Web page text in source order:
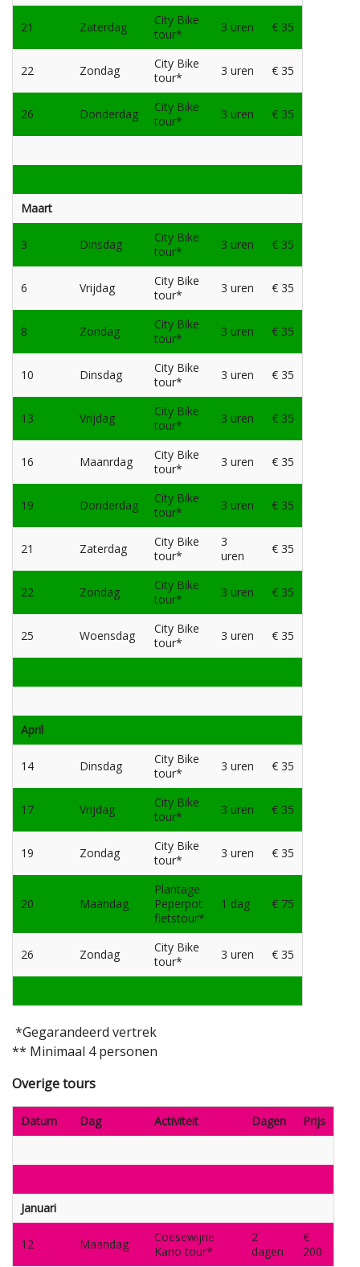
21 Zaterdag
City Bike
tour*
3 uren € 35
22 Zondag
City Bike
tour*
3 uren € 35
26 Donderdag
City Bike
tour*
3 uren € 35
Maart
3 Dinsdag
City Bike
tour*
3 uren € 35
6 Vrijdag
City Bike
tour*
3 uren € 35
8 Zondag
City Bike
tour*
3 uren € 35
10 Dinsdag
City Bike
tour*
3 uren € 35
13 Vrijdag
City Bike
tour*
3 uren € 35
16 Maanrdag
City Bike
tour*
3 uren € 35
19 Donderdag
City Bike
tour*
3 uren € 35
21 Zaterdag
City Bike
tour*
3
uren
€ 35
22 Zondag
City Bike
tour*
3 uren € 35
25 Woensdag
City Bike
tour*
3 uren € 35
April
14 Dinsdag
City Bike
tour*
3 uren € 35
17 Vrijdag
City Bike
tour*
3 uren € 35
19 Zondag
City Bike
tour*
3 uren € 35
20 Maandag
Plantage
Peperpot
fietstour*
1 dag € 75
26 Zondag
City Bike
tour*
3 uren € 35
*Gegarandeerd vertrek
** Minimaal 4 personen
Overige tours
Datum Dag Activiteit Dagen Prijs
Januari
12 Maandag
Coesewijne
Kano tour*
2
dagen
€
200